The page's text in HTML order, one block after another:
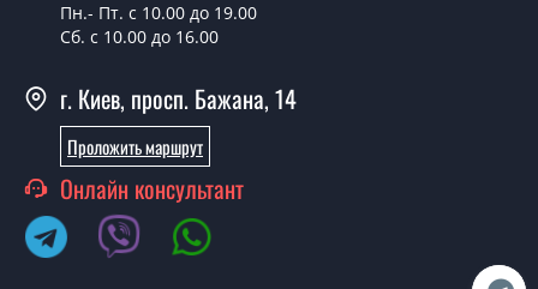
со стеклопакетом и ковкой.
дверей со стеклопакетом и ковкой?
От 5200 грн.
Нужны двери с ковкой эконом класса,
что посоветуете?
Каждый наш совет индивидуальный, в том числе и по
Пн.- Пт. с 10.00 до 19.00
Сб. с 10.00 до 16.00
г. Киев, просп. Бажана, 14
Проложить маршрут
Онлайн консультант